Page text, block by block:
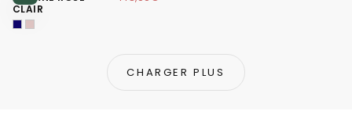
CLAIR
CHARGER PLUS